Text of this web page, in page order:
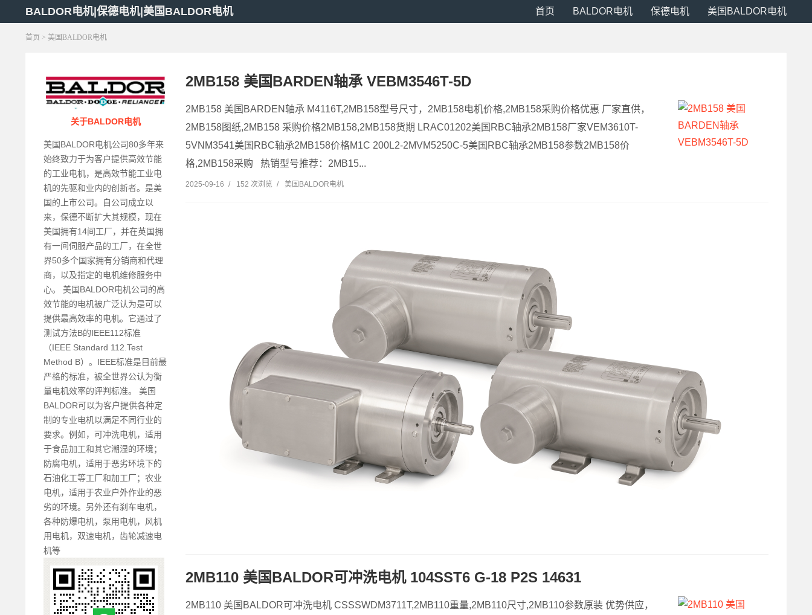
BALDOR电机|保德电机|美国BALDOR电机 首页 BALDOR电机 保德电机 美国BALDOR电机
首页 > 美国BALDOR电机
关于BALDOR电机
美国BALDOR电机公司80多年来
始终致力于为客户提供高效节能
的工业电机，是高效节能工业电
机的先驱和业内的创新者。是美
国的上市公司。自公司成立以
来，保德不断扩大其规模，现在
美国拥有14间工厂，并在英国拥
有一间伺服产品的工厂，在全世
界50多个国家拥有分销商和代理
商，以及指定的电机维修服务中
心。 美国BALDOR电机公司的高
效节能的电机被广泛认为是可以
提供最高效率的电机。它通过了
测试方法B的IEEE112标准
（IEEE Standard 112.Test
Method B）。IEEE标准是目前最
严格的标准，被全世界公认为衡
量电机效率的评判标准。 美国
BALDOR可以为客户提供各种定
制的专业电机以满足不同行业的
要求。例如，可冲洗电机，适用
于食品加工和其它潮湿的环境；
防腐电机，适用于恶劣环境下的
石油化工等工厂和加工厂；农业
电机，适用于农业户外作业的恶
劣的环境。另外还有刹车电机，
各种防爆电机，泵用电机，风机
用电机，双速电机，齿轮减速电
机等
2MB158 美国BARDEN轴承 VEBM3546T-5D
2MB158 美国BARDEN轴承 M4116T,2MB158型号尺寸，2MB158电机价格,2MB158采购价格优惠 厂家直供，
2MB158图纸,2MB158 采购价格2MB158,2MB158货期 LRAC01202美国RBC轴承2MB158厂家VEM3610T-
5VNM3541美国RBC轴承2MB158价格M1C 200L2-2MVM5250C-5美国RBC轴承2MB158参数2MB158价
格,2MB158采购 热销型号推荐：2MB15...
2025-09-16 / 152 次浏览 / 美国BALDOR电机
2MB110 美国BALDOR可冲洗电机 104SST6 G-18 P2S 14631
2MB110 美国BALDOR可冲洗电机 CSSSWDM3711T,2MB110重量,2MB110尺寸,2MB110参数原装 优势供应，